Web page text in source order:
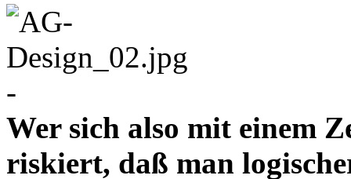
-
Wer sich also mit einem
riskiert, daß man